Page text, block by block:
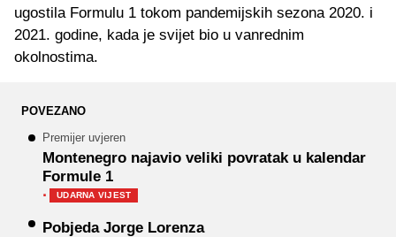
ugostila Formulu 1 tokom pandemijskih sezona 2020. i
2021. godine, kada je svijet bio u vanrednim
okolnostima.
POVEZANO
Premijer uvjeren
Montenegro najavio veliki povratak u kalendar
Formule 1
· UDARNA VIJEST
Pobjeda Jorge Lorenza